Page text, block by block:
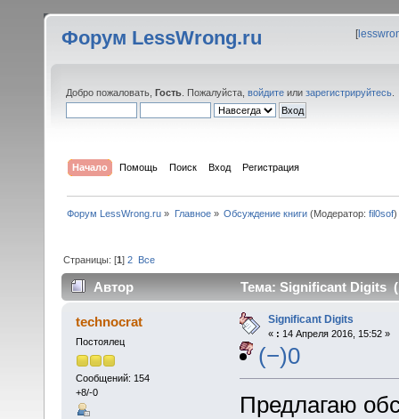
Форум LessWrong.ru [
Добро пожаловать, Гость . Пожалуйста, войдите или зарегистрируйтесь
Начало Помощь Поиск Вход Регистрация
Форум LessWrong.ru » Главное» Обсуждение книги(Модератор: fil0sof)
Страницы: [1]2 Все
Автор Тема: Significant Digits
technocrat
Постоялец
Сообщений: 154
+8/-0
Significant Digits
« : 14 Апреля 2016, 15:52 »
(−)0
Предлагаю